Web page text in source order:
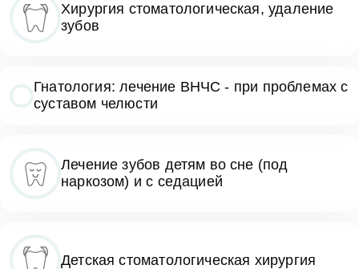
Хирургия стоматологическая, удаление
зубов
Гнатология: лечение ВНЧС - при проблемах с
суставом челюсти
Лечение зубов детям во сне (под
наркозом) и с седацией
Детская стоматологическая хирургия